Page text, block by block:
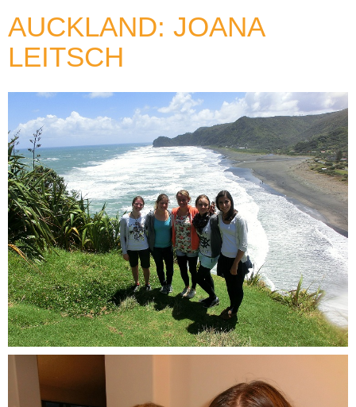
AUCKLAND: JOANA
LEITSCH